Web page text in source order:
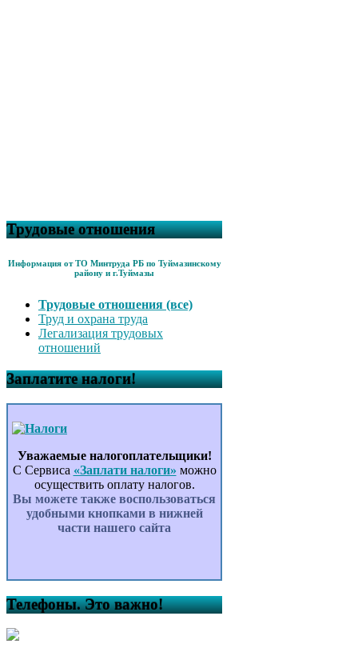
Трудовые отношения
Информация от ТО Минтруда РБ по Туймазинскому
району и г.Туймазы
Трудовые отношения (все)
Труд и охрана труда
Легализация трудовых
отношений
Заплатите налоги!
Уважаемые налогоплательщики!
С Сервиса «Заплати налоги» можно
осуществить оплату налогов.
Вы можете также воспользоваться
удобными кнопками в нижней
части нашего сайта
Телефоны. Это важно!